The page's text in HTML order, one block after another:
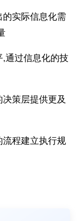
实际信息化需
通过信息化的技
策层提供更及
程建立执行规